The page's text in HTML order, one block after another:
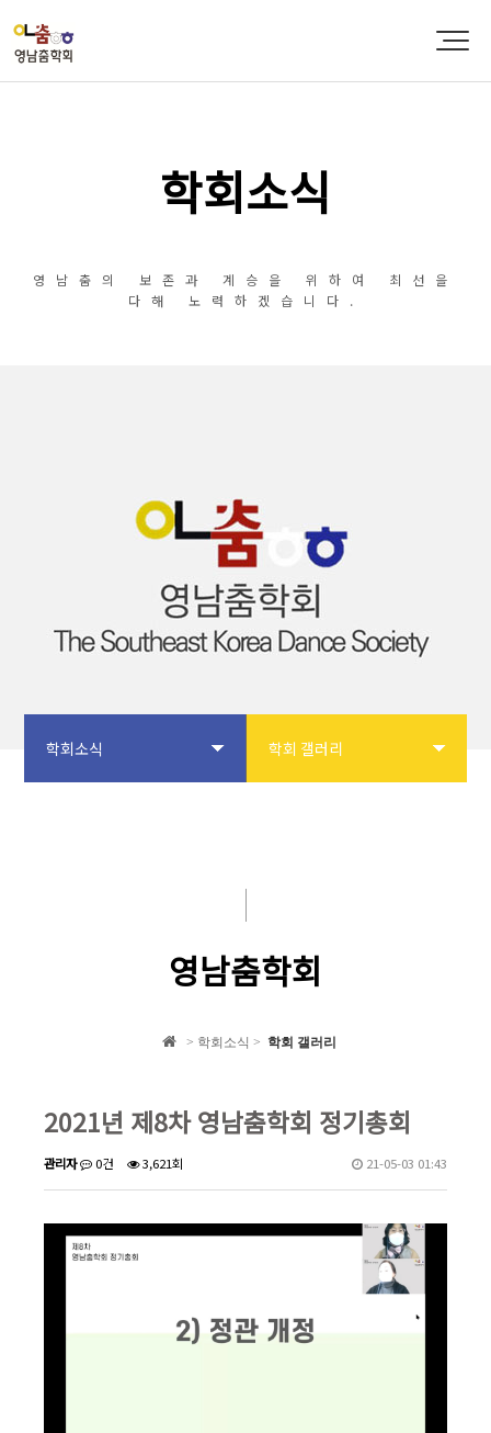
학회소식
영남춤의 보존과 계승을 위하여 최선을
다해 노력하겠습니다.
학회소식 학회 갤러리
자유게시판
영남춤학회
> 학회소식 > 학회 갤러리
2021년 제8차 영남춤학회 정기총회
관리자 0건 3,621회 21-05-03 01:43